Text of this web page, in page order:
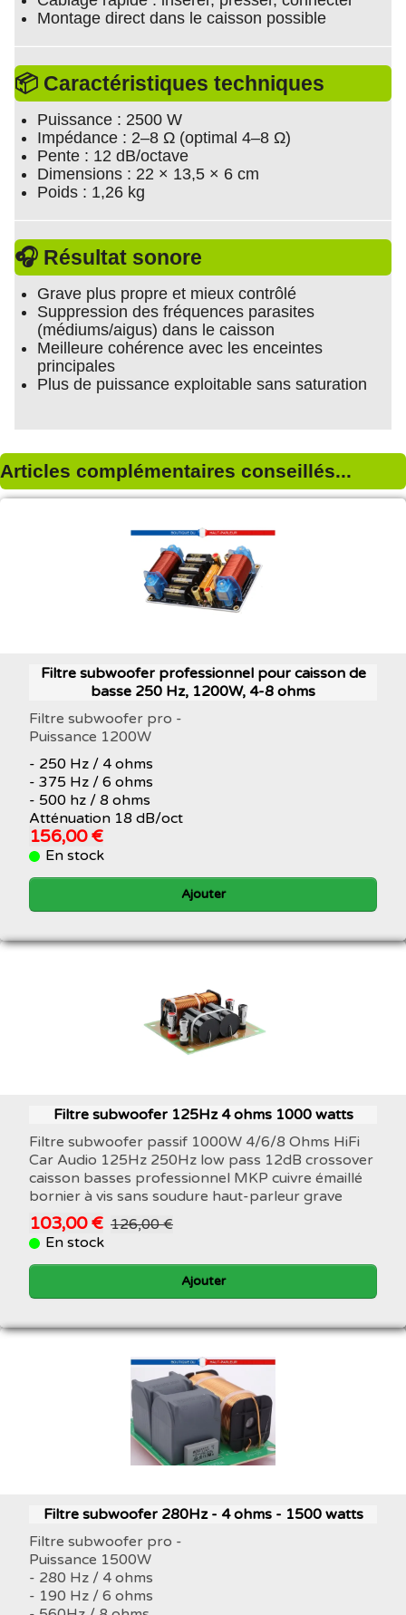
Montage direct dans le caisson possible
📦 Caractéristiques techniques
Puissance : 2500 W
Impédance : 2–8 Ω (optimal 4–8 Ω)
Pente : 12 dB/octave
Dimensions : 22 × 13,5 × 6 cm
Poids : 1,26 kg
🎧 Résultat sonore
Grave plus propre et mieux contrôlé
Suppression des fréquences parasites
(médiums/aigus) dans le caisson
Meilleure cohérence avec les enceintes
principales
Plus de puissance exploitable sans saturation
Articles complémentaires conseillés...
Filtre subwoofer professionnel pour caisson de
basse 250 Hz, 1200W, 4-8 ohms
Filtre subwoofer pro -
Puissance 1200W
- 250 Hz / 4 ohms
- 375 Hz / 6 ohms
- 500 hz / 8 ohms
Atténuation 18 dB/oct
156,00 €
En stock
Ajouter
Filtre subwoofer 125Hz 4 ohms 1000 watts
Filtre subwoofer passif 1000W 4/6/8 Ohms HiFi
Car Audio 125Hz 250Hz low pass 12dB crossover
caisson basses professionnel MKP cuivre émaillé
bornier à vis sans soudure haut-parleur grave
103,00 € 126,00 €
En stock
Ajouter
Filtre subwoofer 280Hz - 4 ohms - 1500 watts
Filtre subwoofer pro -
Puissance 1500W
- 280 Hz / 4 ohms
- 190 Hz / 6 ohms